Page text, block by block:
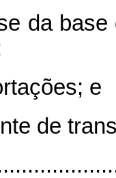
da
e
de